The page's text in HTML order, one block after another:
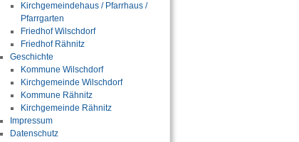
Kirchgemeindehaus / Pfarrhaus /
Pfarrgarten
Friedhof Wilschdorf
Friedhof Rähnitz
Geschichte
Kommune Wilschdorf
Kirchgemeinde Wilschdorf
Kommune Rähnitz
Kirchgemeinde Rähnitz
Impressum
Datenschutz